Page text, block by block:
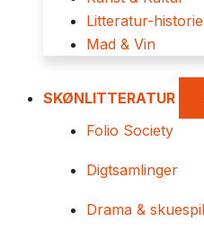
Litteratur-historie
Mad & Vin
SKØNLITTERATUR
Folio Society
Digtsamlinger
Drama & skuespil